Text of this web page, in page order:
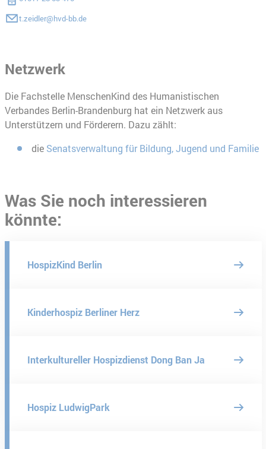
t.zeidler@hvd-bb.de
Netzwerk
Die Fachstelle MenschenKind des Humanistischen
Verbandes Berlin-Brandenburg hat ein Netzwerk aus
Unterstützern und Förderern. Dazu zählt:
die Senatsverwaltung für Bildung, Jugend und Familie
Was Sie noch interessieren
könnte:
HospizKind Berlin
Kinderhospiz Berliner Herz
Interkultureller Hospizdienst Dong Ban Ja
Hospiz LudwigPark